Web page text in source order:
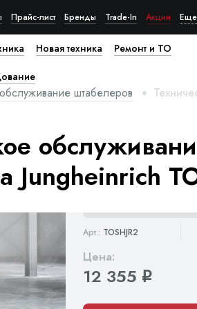
Прайс-лист Бренды Trade-In Акции Еще
Новая техника Ремонт и ТО
штабелеров
Jungheinrich
Арт.: TOSHJR2
Цена:
12 355 q